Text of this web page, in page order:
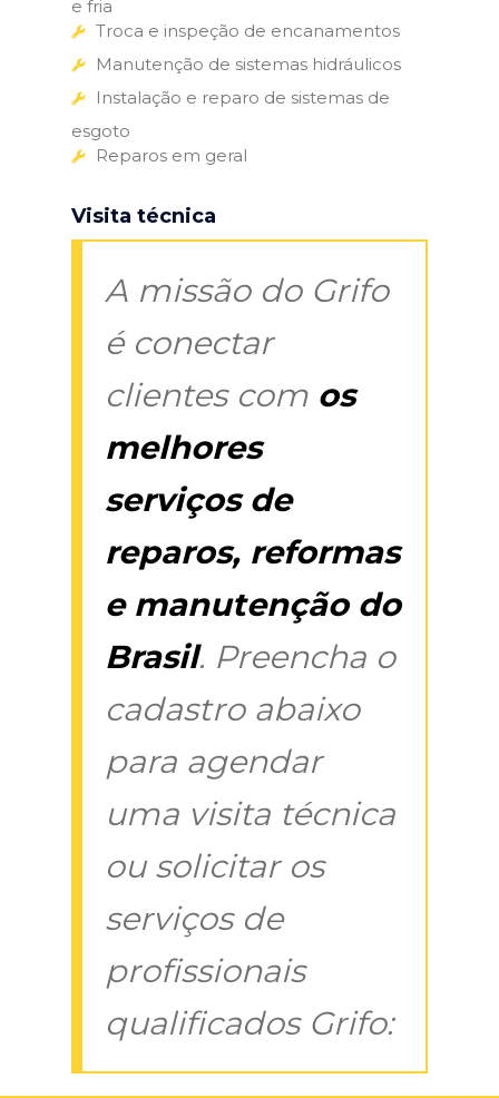
e fria
Troca e inspeção de encanamentos
Manutenção de sistemas hidráulicos
Instalação e reparo de sistemas de
esgoto
Reparos em geral
Visita técnica
A missão do Grifo
é conectar
clientes com os
melhores
serviços de
reparos, reformas
e manutenção do
Brasil. Preencha o
cadastro abaixo
para agendar
uma visita técnica
ou solicitar os
serviços de
profissionais
qualificados Grifo: